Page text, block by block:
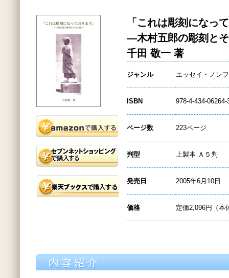
「これは彫刻になっ
―木村五郎の彫刻と
千田 敬一 著
ジャンル エッセイ・ノン
ISBN 978-4-434-06264-
ページ数 223ページ
判型 上製本 Ａ５判
発売日 2005年6月10日
価格 定価2,096円（本